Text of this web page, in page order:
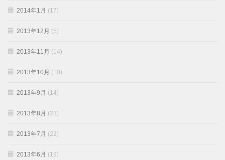
2014年1月 (17)
2013年12月 (5)
2013年11月 (14)
2013年10月 (10)
2013年9月 (14)
2013年8月 (23)
2013年7月 (22)
2013年6月 (19)